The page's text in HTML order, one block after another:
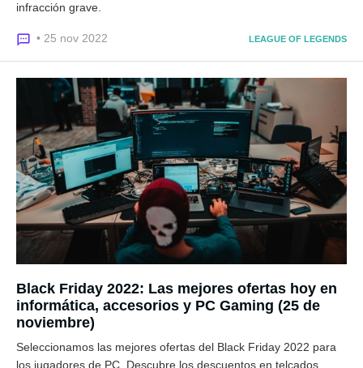
infracción grave.
• 25 nov 2022 LEAGUE OF LEGENDS
Black Friday 2022: Las mejores ofertas hoy en
informática, accesorios y PC Gaming (25 de
noviembre)
Seleccionamos las mejores ofertas del Black Friday 2022 para
los jugadores de PC. Descubre los descuentos en telcados,